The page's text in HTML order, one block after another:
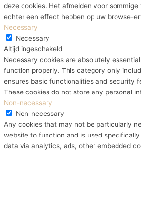
deze cookies. Het afmelden voor sommige
echter een effect hebben op uw browse-
Necessary
Necessary
Altijd ingeschakeld
Necessary cookies are absolutely
function properly. This category only
ensures basic functionalities and security
These cookies do not store any personal
Non-necessary
Non-necessary
Any cookies that may not be particularly
website to function and is used
data via analytics, ads, other embedded